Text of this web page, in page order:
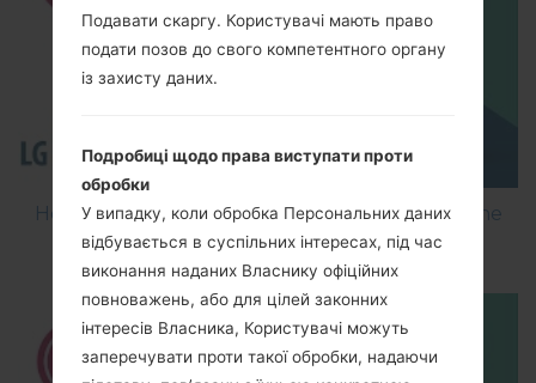
How to Flash Stock Firmware on LG Smartphone
using LG Flash Tool 2014?
Подавати скаргу. Користувачі мають право
подати позов до свого компетентного органу
із захисту даних.
Подробиці щодо права виступати проти
обробки
У випадку, коли обробка Персональних даних
відбувається в суспільних інтересах, під час
виконання наданих Власнику офіційних
повноважень, або для цілей законних
інтересів Власника, Користувачі можуть
заперечувати проти такої обробки, надаючи